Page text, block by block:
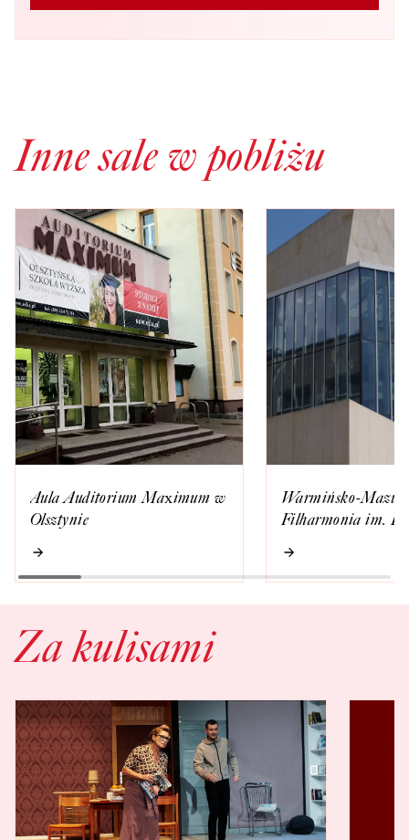
Inne sale w pobliżu
Aula Auditorium Maximum w
Olsztynie
Warmińsko-
Filharmonia im. F.
Za kulisami